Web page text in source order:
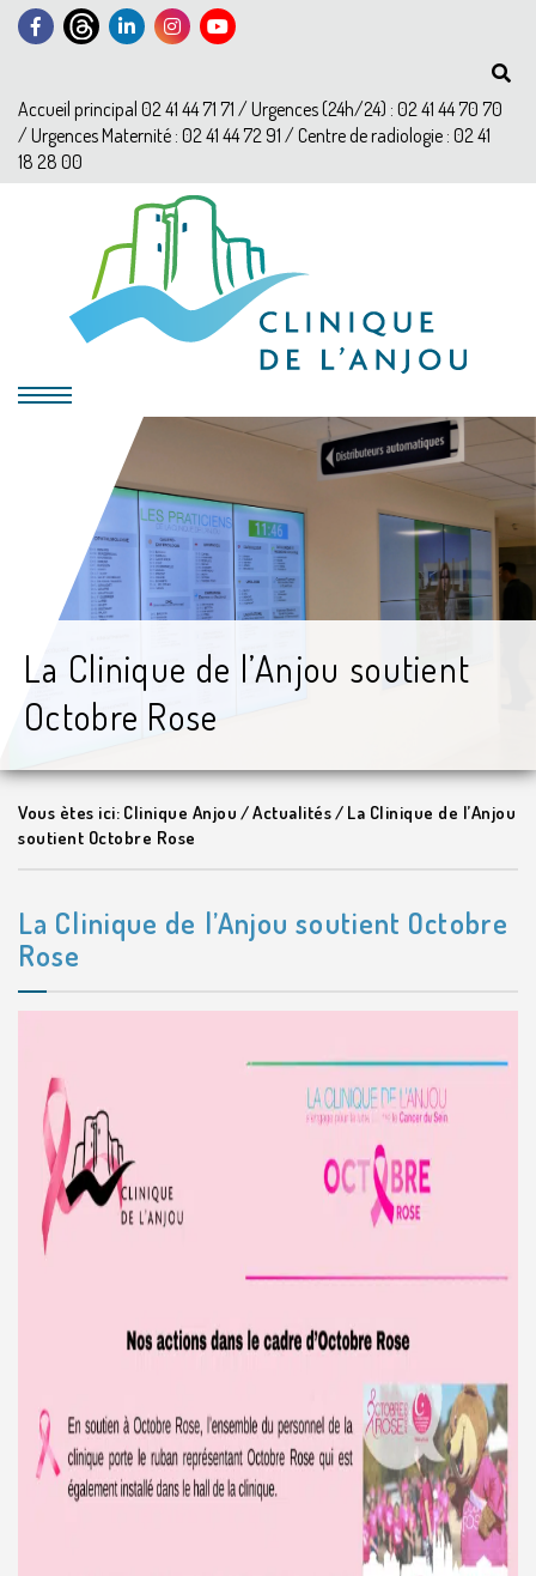
Accueil principal 02 41 44 71 71 / Urgences (24h/24) : 02 41 44 70 70
/ Urgences Maternité : 02 41 44 72 91 / Centre de radiologie : 02 41
18 28 00
La Clinique de l’Anjou soutient
Octobre Rose
Vous ètes ici: Clinique Anjou /Actualités/ La Clinique de l’Anjou
soutient Octobre Rose
La Clinique de l’Anjou soutient Octobre
Rose